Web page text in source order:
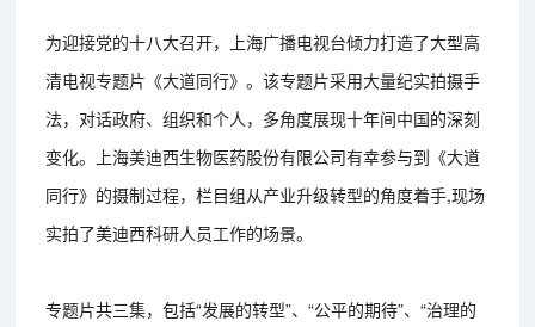
为迎接党的十八大召开，上海广播电视台倾力打造了大型高
清电视专题片《大道同行》。该专题片采用大量纪实拍摄手
法，对话政府、组织和个人，多角度展现十年间中国的深刻
变化。上海美迪西生物医药股份有限公司有幸参与到《大道
同行》的摄制过程，栏目组从产业升级转型的角度着手,现场
实拍了美迪西科研人员工作的场景。
专题片共三集，包括“发展的转型”、“公平的期待”、“治理的